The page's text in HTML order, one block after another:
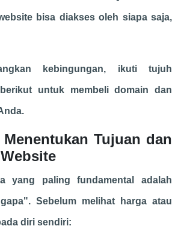
bisa diakses oleh siapa saja,
kebingungan, ikuti tujuh
untuk membeli domain dan
Tujuan dan
yang paling fundamental adalah
Sebelum melihat harga atau
diri sendiri: